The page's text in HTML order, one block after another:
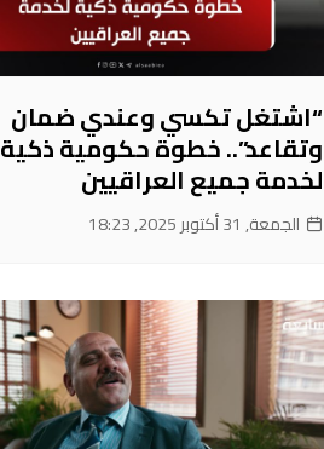
“اشتغل تكسي وعندي ضمان
وتقاعد”.. خطوة حكومية ذكية
لخدمة جميع العراقيين
الجمعة, 31 أكتوبر 2025, 18:23